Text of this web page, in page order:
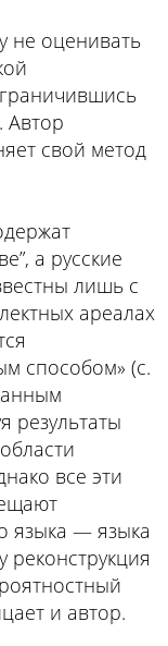
не оценивать
Автор
свой метод
а русские
лишь с
ареалах
способом» (с.
результаты
все эти
языка — языка
реконструкция
и автор.